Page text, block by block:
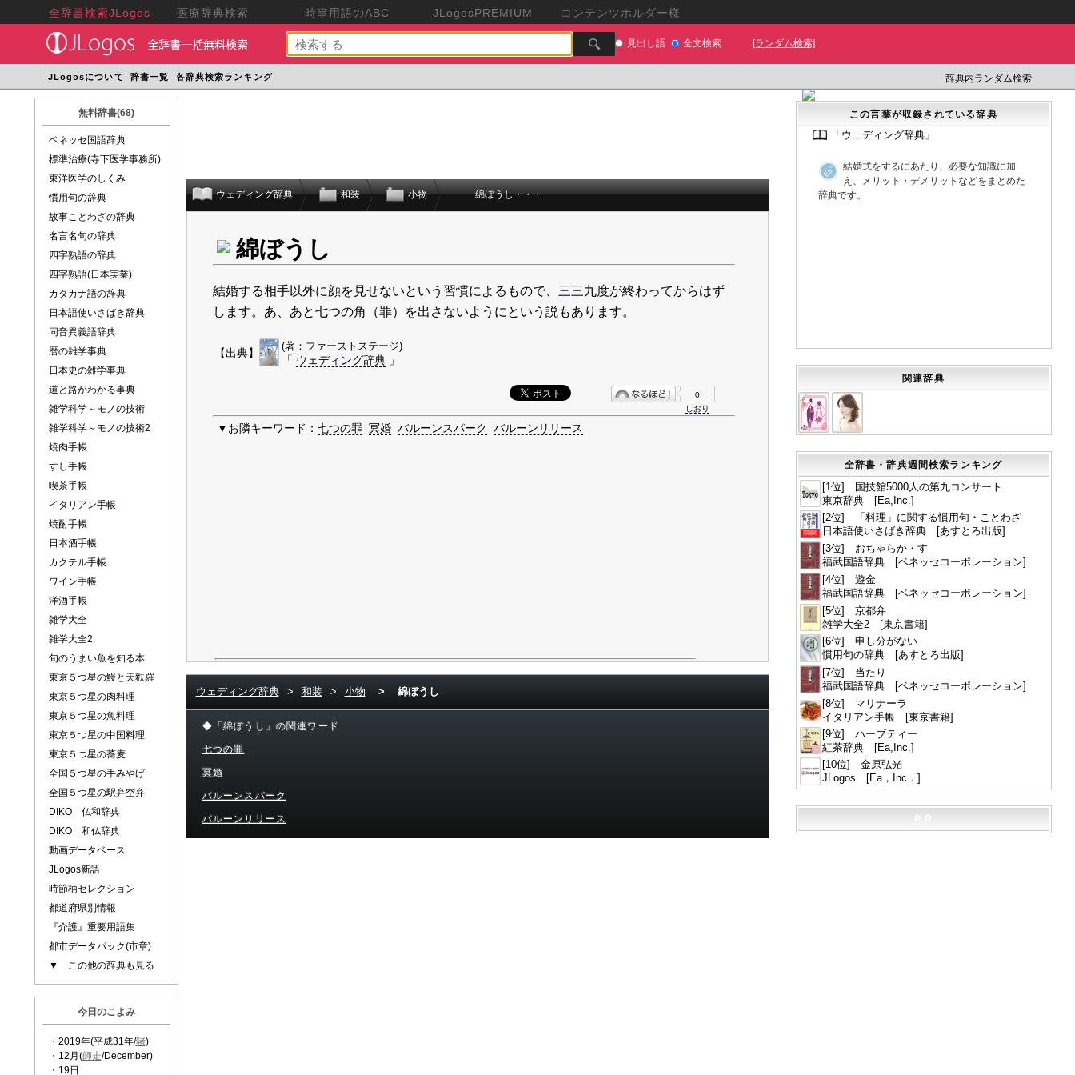
全辞書検索JLogos 医療辞典検索 時事用語のABC JLogosPREMIUM コンテンツホルダー様
見出し語 全文検索 [ランダム検索]
JLogosについて 辞書一覧 各辞典検索ランキング 辞典内ランダム検索
無料辞書(68)
ベネッセ国語辞典
標準治療(寺下医学事務所)
東洋医学のしくみ
慣用句の辞典
故事ことわざの辞典
名言名句の辞典
四字熟語の辞典
四字熟語(日本実業)
カタカナ語の辞典
日本語使いさばき辞典
同音異義語辞典
暦の雑学事典
日本史の雑学事典
道と路がわかる事典
雑学科学～モノの技術
雑学科学～モノの技術2
焼肉手帳
すし手帳
喫茶手帳
イタリアン手帳
焼酎手帳
日本酒手帳
カクテル手帳
ワイン手帳
洋酒手帳
雑学大全
雑学大全2
旬のうまい魚を知る本
東京５つ星の鰻と天麩羅
東京５つ星の肉料理
東京５つ星の魚料理
東京５つ星の中国料理
東京５つ星の蕎麦
全国５つ星の手みやげ
全国５つ星の駅弁空弁
DIKO 仏和辞典
DIKO 和仏辞典
動画データベース
JLogos新語
時節柄セレクション
都道府県別情報
『介護』重要用語集
都市データパック(市章)
▼ この他の辞典も見る
今日のこよみ
・2019年(平成31年/猪)
・12月(師走/December)
・19日
ウェディング辞典 和装 小物 綿ぼうし・・・
綿ぼうし
結婚する相手以外に顔を見せないという習慣によるもので、 三三九度が終わってからはず
します。あ、あと七つの角（罪）を出さないようにという説もあります。
【出典】
(著：ファーストステージ)
「 ウェディング辞典」
0
しおり
▼お隣キーワード： 七つの罪 冥婚 バルーンスパーク バルーンリリース
ウェディング辞典 > 和装 > 小物 > 綿ぼうし
◆「綿ぼうし」の関連ワード
七つの罪
冥婚
バルーンスパーク
バルーンリリース
この言葉が収録されている辞典
「ウェディング辞典」
結婚式をするにあたり、必要な知識に加
え、メリット・デメリットなどをまとめた
辞典です。
関連辞典
全辞書・辞典週間検索ランキング
[1位] 国技館5000人の第九コンサート
東京辞典 [Ea,Inc.]
[2位] 「料理」に関する慣用句・ことわざ
日本語使いさばき辞典 [あすとろ出版]
[3位] おちゃらか・す
福武国語辞典 [ベネッセコーポレーション]
[4位] 遊金
福武国語辞典 [ベネッセコーポレーション]
[5位] 京都弁
雑学大全2 [東京書籍]
[6位] 申し分がない
慣用句の辞典 [あすとろ出版]
[7位] 当たり
福武国語辞典 [ベネッセコーポレーション]
[8位] マリナーラ
イタリアン手帳 [東京書籍]
[9位] ハーブティー
紅茶辞典 [Ea,Inc.]
[10位] 金原弘光
JLogos [Ea，Inc．]